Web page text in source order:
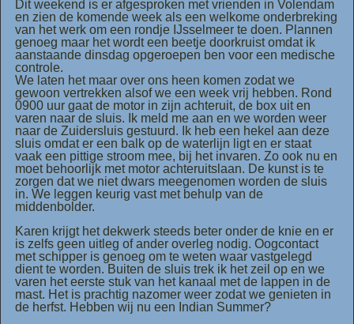
Dit weekend is er afgesproken met vrienden in Volendam
en zien de komende week als een welkome onderbreking
van het werk om een rondje IJsselmeer te doen. Plannen
genoeg maar het wordt een beetje doorkruist omdat ik
aanstaande dinsdag opgeroepen ben voor een medische
controle.
We laten het maar over ons heen komen zodat we
gewoon vertrekken alsof we een week vrij hebben. Rond
0900 uur gaat de motor in zijn achteruit, de box uit en
varen naar de sluis. Ik meld me aan en we worden weer
naar de Zuidersluis gestuurd. Ik heb een hekel aan deze
sluis omdat er een balk op de waterlijn ligt en er staat
vaak een pittige stroom mee, bij het invaren. Zo ook nu en
moet behoorlijk met motor achteruitslaan. De kunst is te
zorgen dat we niet dwars meegenomen worden de sluis
in. We leggen keurig vast met behulp van de
middenbolder.
Karen krijgt het dekwerk steeds beter onder de knie en er
is zelfs geen uitleg of ander overleg nodig. Oogcontact
met schipper is genoeg om te weten waar vastgelegd
dient te worden. Buiten de sluis trek ik het zeil op en we
varen het eerste stuk van het kanaal met de lappen in de
mast. Het is prachtig nazomer weer zodat we genieten in
de herfst. Hebben wij nu een Indian Summer?